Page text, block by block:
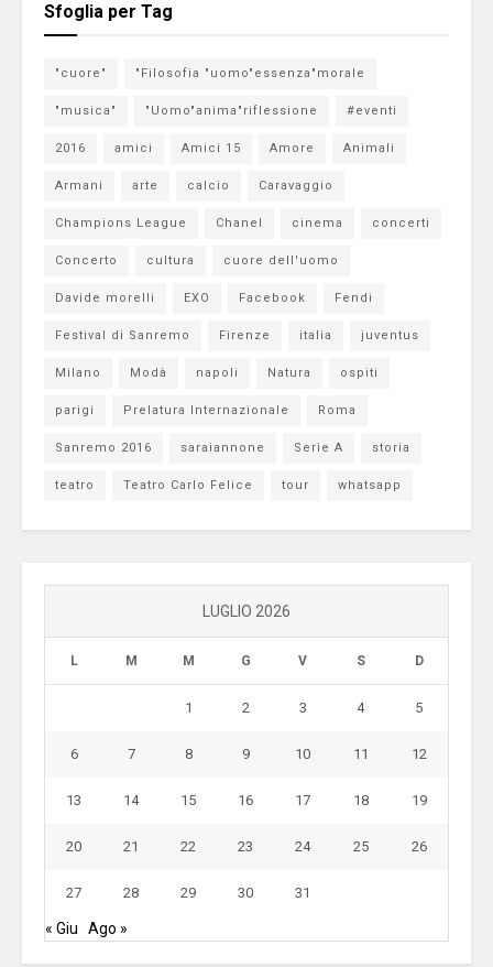
Sfoglia per Tag
"cuore" "Filosofia "uomo"essenza"morale
"musica" "Uomo"anima"riflessione #eventi
2016 amici Amici 15 Amore Animali
Armani arte calcio Caravaggio
Champions League Chanel cinema concerti
Concerto cultura cuore dell'uomo
Davide morelli EXO Facebook Fendi
Festival di Sanremo Firenze italia juventus
Milano Modà napoli Natura ospiti
parigi Prelatura Internazionale Roma
Sanremo 2016 saraiannone Serie A storia
teatro Teatro Carlo Felice tour whatsapp
LUGLIO 2026
L M M G V S D
1 2 3 4 5
6 7 8 9 10 11 12
13 14 15 16 17 18 19
20 21 22 23 24 25 26
27 28 29 30 31
« Giu Ago »